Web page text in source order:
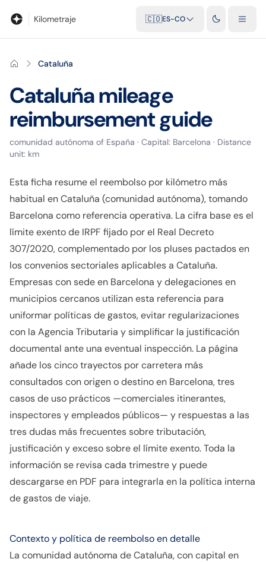
Kilometraje 🇨🇴ES-CO
Cataluña
Cataluñamileage
reimbursement guide
comunidad autónoma of España · Capital: Barcelona · Distance
unit: km
Esta ficha resume el reembolso por kilómetro más
habitual en Cataluña (comunidad autónoma), tomando
Barcelona como referencia operativa. La cifra base es el
límite exento de IRPF fijado por el Real Decreto
307/2020, complementado por los pluses pactados en
los convenios sectoriales aplicables a Cataluña.
Empresas con sede en Barcelona y delegaciones en
municipios cercanos utilizan esta referencia para
uniformar políticas de gastos, evitar regularizaciones
con la Agencia Tributaria y simplificar la justificación
documental ante una eventual inspección. La página
añade los cinco trayectos por carretera más
consultados con origen o destino en Barcelona, tres
casos de uso prácticos —comerciales itinerantes,
inspectores y empleados públicos— y respuestas a las
tres dudas más frecuentes sobre tributación,
justificación y exceso sobre el límite exento. Toda la
información se revisa cada trimestre y puede
descargarse en PDF para integrarla en la política interna
de gastos de viaje.
Contexto y política de reembolso en detalle
La comunidad autónoma de Cataluña, con capital en